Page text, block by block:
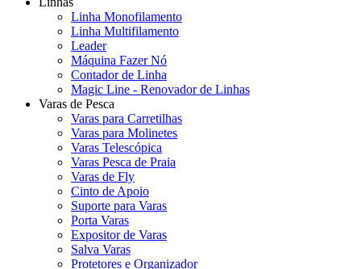
Linha Monofilamento
Linha Multifilamento
Leader
Máquina Fazer Nó
Contador de Linha
Magic Line - Renovador de Linhas
Varas de Pesca
Varas para Carretilhas
Varas para Molinetes
Varas Telescópica
Varas Pesca de Praia
Varas de Fly
Cinto de Apoio
Suporte para Varas
Porta Varas
Expositor de Varas
Salva Varas
Protetores e Organizador